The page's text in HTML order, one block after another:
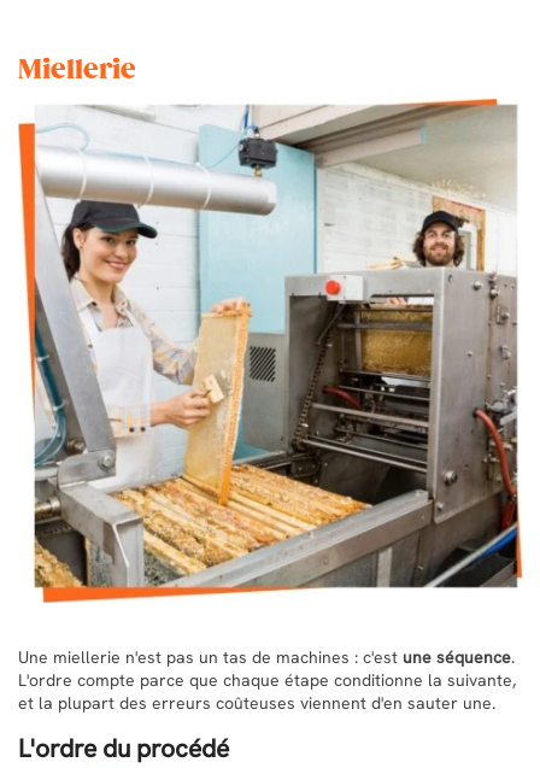
Miellerie
Une miellerie n'est pas un tas de machines : c'est une séquence.
L'ordre compte parce que chaque étape conditionne la suivante,
et la plupart des erreurs coûteuses viennent d'en sauter une.
L'ordre du procédé